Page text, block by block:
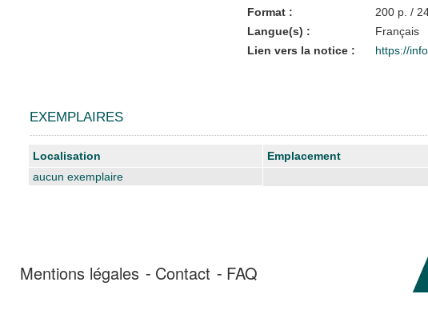
Format :
200 p. /
Langue(s) :
Français
Lien vers la notice :
https://
EXEMPLAIRES
Liste des exemplaires
Localisation Emplacement
aucun exemplaire
Mentions légales Contact FAQ